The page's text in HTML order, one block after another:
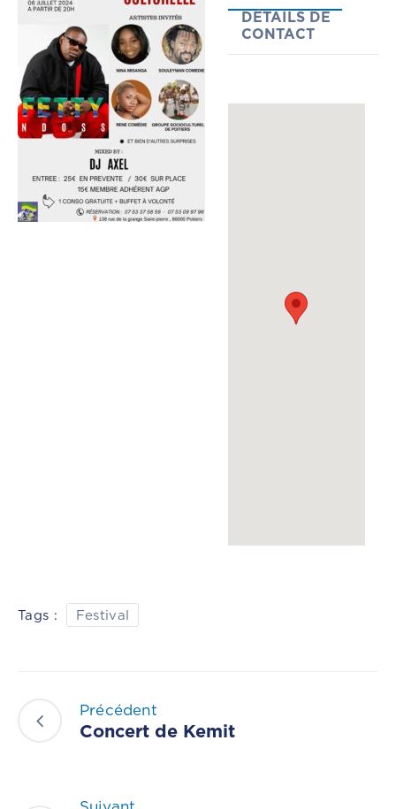
DÉTAILS DE
CONTACT
Tags : Festival
Précédent
Concert de Kemit